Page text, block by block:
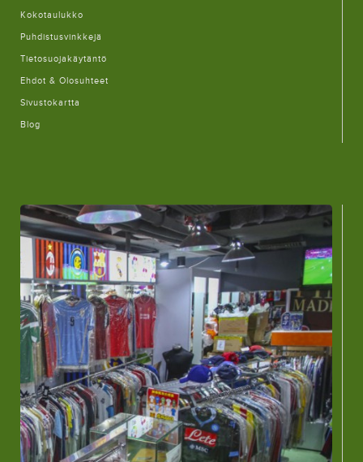
Kokotaulukko
Puhdistusvinkkejä
Tietosuojakäytäntö
Ehdot & Olosuhteet
Sivustokartta
Blog